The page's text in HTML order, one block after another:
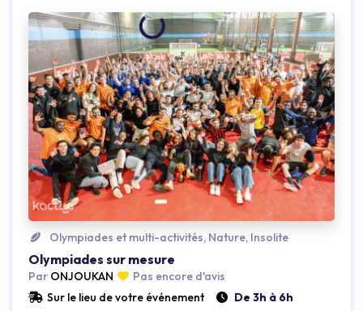
Loading...
Olympiades et multi-activités, Nature, Insolite
Olympiades sur mesure
Par ONJOUKAN
Pas encore d'avis
Sur le lieu de votre événement
De 3h à 6h